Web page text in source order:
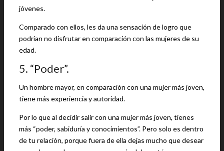
jóvenes.
Comparado con ellos, les da una sensación de logro que
podrían no disfrutar en comparación con las mujeres de su
edad.
5. “Poder”.
Un hombre mayor, en comparación con una mujer más joven,
tiene más experiencia y autoridad.
Por lo que al decidir salir con una mujer más joven, tienes
más “poder, sabiduría y conocimientos”. Pero solo es dentro
de tu relación, porque fuera de ella dejas mucho que desear